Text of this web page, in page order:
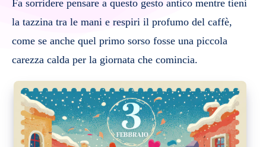
Fa sorridere pensare a questo gesto antico mentre tieni
la tazzina tra le mani e respiri il profumo del caffè,
come se anche quel primo sorso fosse una piccola
carezza calda per la giornata che comincia.